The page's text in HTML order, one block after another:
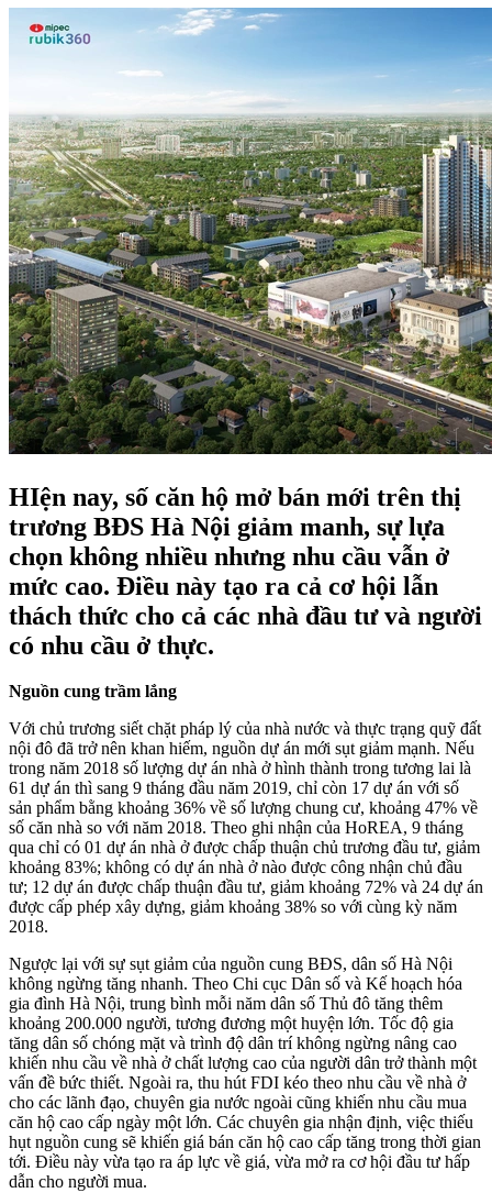
HIện nay, số căn hộ mở bán mới trên thị
trương BĐS Hà Nội giảm manh, sự lựa
chọn không nhiều nhưng nhu cầu vẫn ở
mức cao. Điều này tạo ra cả cơ hội lẫn
thách thức cho cả các nhà đầu tư và người
có nhu cầu ở thực.
Nguồn cung trầm lắng
Với chủ trương siết chặt pháp lý của nhà nước và thực trạng quỹ đất
nội đô đã trở nên khan hiếm, nguồn dự án mới sụt giảm mạnh. Nếu
trong năm 2018 số lượng dự án nhà ở hình thành trong tương lai là
61 dự án thì sang 9 tháng đầu năm 2019, chỉ còn 17 dự án với số
sản phẩm bằng khoảng 36% về số lượng chung cư, khoảng 47% về
số căn nhà so với năm 2018. Theo ghi nhận của HoREA, 9 tháng
qua chỉ có 01 dự án nhà ở được chấp thuận chủ trương đầu tư, giảm
khoảng 83%; không có dự án nhà ở nào được công nhận chủ đầu
tư; 12 dự án được chấp thuận đầu tư, giảm khoảng 72% và 24 dự án
được cấp phép xây dựng, giảm khoảng 38% so với cùng kỳ năm
2018.
Ngược lại với sự sụt giảm của nguồn cung BĐS, dân số Hà Nội
không ngừng tăng nhanh. Theo Chi cục Dân số và Kế hoạch hóa
gia đình Hà Nội, trung bình mỗi năm dân số Thủ đô tăng thêm
khoảng 200.000 người, tương đương một huyện lớn. Tốc độ gia
tăng dân số chóng mặt và trình độ dân trí không ngừng nâng cao
khiến nhu cầu về nhà ở chất lượng cao của người dân trở thành một
vấn đề bức thiết. Ngoài ra, thu hút FDI kéo theo nhu cầu về nhà ở
cho các lãnh đạo, chuyên gia nước ngoài cũng khiến nhu cầu mua
căn hộ cao cấp ngày một lớn. Các chuyên gia nhận định, việc thiếu
hụt nguồn cung sẽ khiến giá bán căn hộ cao cấp tăng trong thời gian
tới. Điều này vừa tạo ra áp lực về giá, vừa mở ra cơ hội đầu tư hấp
dẫn cho người mua.